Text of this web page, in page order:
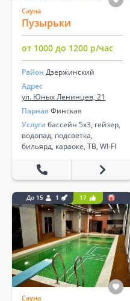
Сауна
Пузырьки
от 1000 до 1200 р/час
Район Дзержинский
Адрес
ул. Юных Ленинцев, 21
Парная Финская
Услуги бассейн 5х3, гейзер,
водопад, подсветка,
бильярд, караоке, ТВ, WI-FI
До 15 1 17
Сауна